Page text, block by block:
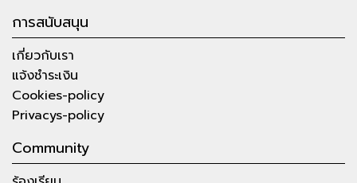
การสนับสนุน
เกี่ยวกับเรา
แจ้งชำระเงิน
Cookies-policy
Privacys-policy
Community